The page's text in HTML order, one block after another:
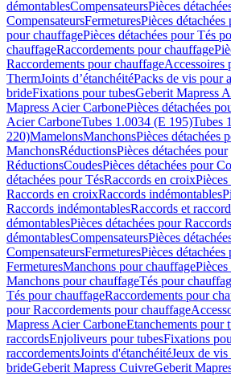
démontablesCompensateursPièces
CompensateursFermeturesPièces
pour chauffagePièces détachées pour Tés
chauffageRaccordements pour chauffage
Raccordements pour chauffageAccessoires
ThermJoints d’étanchéitéPacks de vis pour
brideFixations pour tubesGeberit Mapress
Mapress Acier CarbonePièces détachées
Acier CarboneTubes 1.0034 (E 195)Tubes
220)MamelonsManchonsPièces détachées
ManchonsRéductionsPièces détachées pour
RéductionsCoudesPièces détachées pour
détachées pour TésRaccords en croix
Raccords en croixRaccords indémontables
Raccords indémontablesRaccords et
démontablesPièces détachées pour
démontablesCompensateursPièces
CompensateursFermeturesPièces détachées
FermeturesManchons pour chauffage
Manchons pour chauffageTés pour
Tés pour chauffageRaccordements pour
pour Raccordements pour chauffage
Mapress Acier CarboneEtanchements pour
raccordsEnjoliveurs pour tubesFixations
raccordementsJoints d'étanchéitéJeux de vis
brideGeberit Mapress CuivreGeberit